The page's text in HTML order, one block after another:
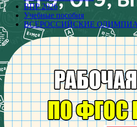
ВПР 2026
Учебные пособия
ВСЕРОССИЙСКИЕ